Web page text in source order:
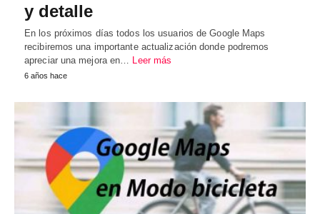
y detalle
En los próximos días todos los usuarios de Google Maps
recibiremos una importante actualización donde podremos
apreciar una mejora en…
Leer más
6 años hace